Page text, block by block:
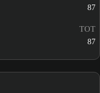
87
TOT
87